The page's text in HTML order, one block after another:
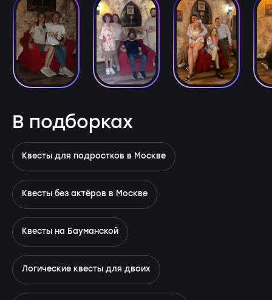
В подборках
Квесты для подростков в Москве
Квесты без актёров в Москве
Квесты на Бауманской
Логические квесты для двоих